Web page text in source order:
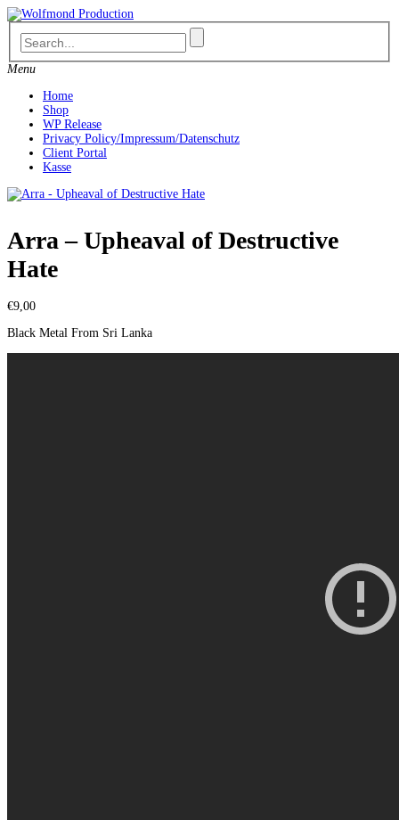
Skip
to
content
Menu
Home
Shop
WP Release
Privacy Policy/Impressum/Datenschutz
Client Portal
Kasse
Arra – Upheaval of Destructive
Hate
€9,00
Black Metal From Sri Lanka